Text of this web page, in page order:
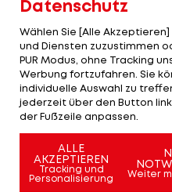
U19-Trainer Florian
beim 15. der zweiten
interimistisch.
der seit Sommer 2019
zählt zur absoluten
Ostwestfalen. Der
von 23 Saisonspielen
Datenschutz
Wählen Sie [Alle
und Diensten zuzustimmen
PUR Modus, ohne Tracking
Werbung fortzufahren. Sie
individuelle Auswahl zu
jederzeit über den Button
der Fußzeile anpassen.
ALLE
AKZEPTIEREN
Tracking und
Personalisierung
Weiter